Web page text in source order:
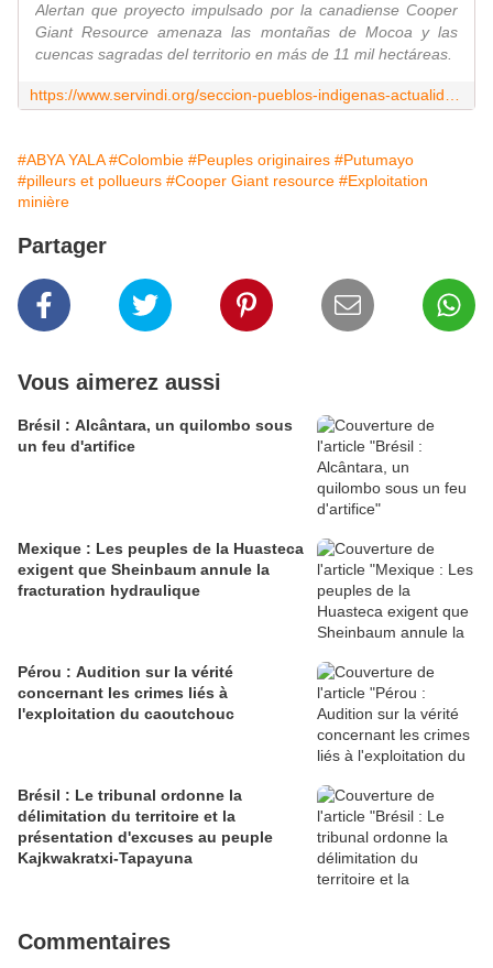
Alertan que proyecto impulsado por la canadiense Cooper
Giant Resource amenaza las montañas de Mocoa y las
cuencas sagradas del territorio en más de 11 mil hectáreas.
#ABYA YALA #Colombie #Peuples originaires #Putumayo
#pilleurs et pollueurs #Cooper Giant resource #Exploitation
minière
Partager
Vous aimerez aussi
Brésil : Alcântara, un quilombo sous
un feu d'artifice
Mexique : Les peuples de la Huasteca
exigent que Sheinbaum annule la
fracturation hydraulique
Pérou : Audition sur la vérité
concernant les crimes liés à
l'exploitation du caoutchouc
Brésil : Le tribunal ordonne la
délimitation du territoire et la
présentation d'excuses au peuple
Kajkwakratxi-Tapayuna
Commentaires